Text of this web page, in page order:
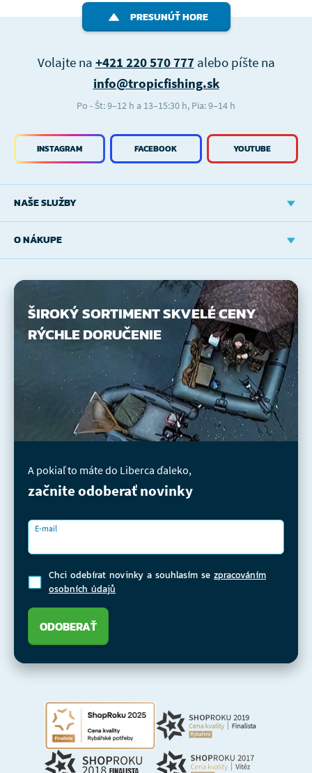
PRESUNÚŤ HORE
NAŠE SLUŽBY
O NÁKUPE
INSTAGRAM FACEBOOK YOUTUBE
Volajte na +421 220 570 777alebo píšte na
info@tropicfishing.sk
Po - Št: 9–12 h a 13–15:30 h, Pia: 9–14 h
ŠIROKÝ SORTIMENTSKVELÉ CENY
RÝCHLE DORUČENIE
A pokiaľ to máte do Liberca ďaleko,
začnite odoberať novinky
E-mail
Chci odebírat novinky a souhlasím se zpracováním
osobních údajů
ODOBERAŤ